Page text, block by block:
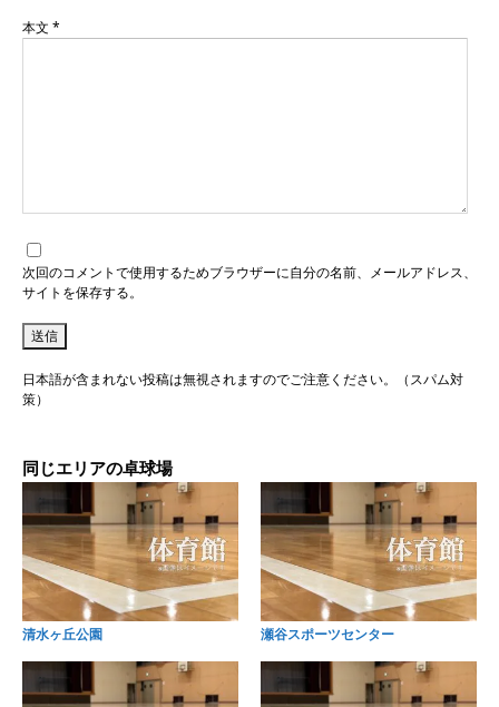
本文 *
次回のコメントで使用するためブラウザーに自分の名前、メールアドレス、
サイトを保存する。
日本語が含まれない投稿は無視されますのでご注意ください。（スパム対
策）
同じエリアの卓球場
清水ヶ丘公園 瀬谷スポーツセンター